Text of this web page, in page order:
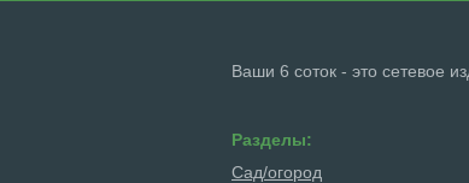
Ваши 6 соток - это сетевое
Разделы:
Сад/огород